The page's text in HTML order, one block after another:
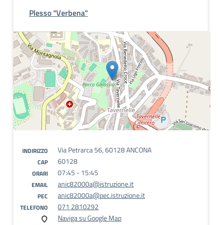
Plesso "Verbena"
INDIRIZZO Via Petrarca 56, 60128 ANCONA
CAP 60128
ORARI 07:45 - 15:45
EMAIL anic82000a@istruzione.it
PEC anic82000a@pec.istruzione.it
TELEFONO
071 2810292
Naviga su Google Map